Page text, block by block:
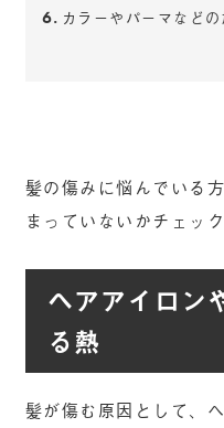
カラーやパーマなど
髪の傷みに悩んでいる
まっていないかチェッ
ヘアアイロン
る熱
髪が傷む原因として、